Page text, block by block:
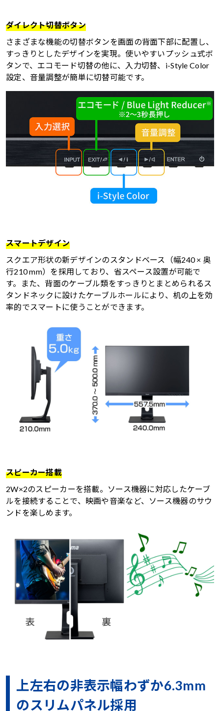
ダイレクト切替ボタン
さまざまな機能の切替ボタンを画面の背面下部に配置し、
すっきりとしたデザインを実現。使いやすいプッシュ式ボ
タンで、エコモード切替の他に、入力切替、i-Style Color
設定、音量調整が簡単に切替可能です。
スマートデザイン
スクエア形状の新デザインのスタンドベース（幅240 × 奥
行210 mm）を採用しており、省スペース設置が可能で
す。また、背面のケーブル類をすっきりとまとめられるス
タンドネックに設けたケーブルホールにより、机の上を効
率的でスマートに使うことができます。
スピーカー搭載
2W×2のスピーカーを搭載。ソース機器に対応したケーブ
ルを接続することで、映画や音楽など、ソース機器のサウ
ンドを楽しめます。
上左右の非表示幅わずか6.3mm
のスリムパネル採用